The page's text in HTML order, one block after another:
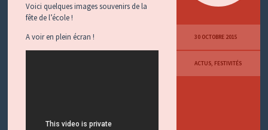
Voici quelques images souvenirs de la
fête de l’école !
A voir en plein écran !
30 OCTOBRE 2015
ACTUS, FESTIVITÉS